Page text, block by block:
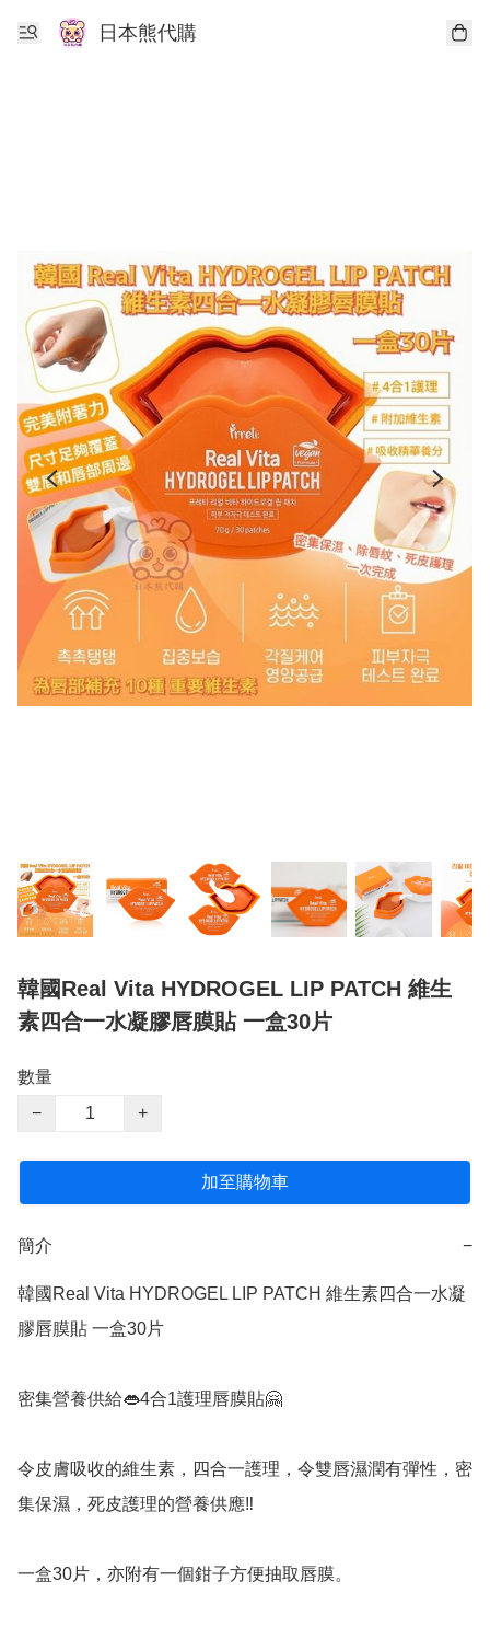
日本熊代購
韓國Real Vita HYDROGEL LIP PATCH 維生
素四合一水凝膠唇膜貼 一盒30片
數量
−
+
加至購物車
簡介 −
韓國Real Vita HYDROGEL LIP PATCH 維生素四合一水凝
膠唇膜貼 一盒30片
密集營養供給👄4合1護理唇膜貼🤗
令皮膚吸收的維生素，四合一護理，令雙唇濕潤有彈性，密
集保濕，死皮護理的營養供應‼️
一盒30片，亦附有一個鉗子方便抽取唇膜。